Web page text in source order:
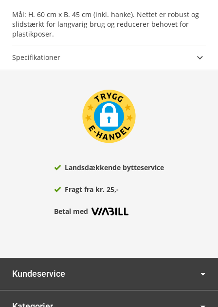
Mål: H. 60 cm x B. 45 cm (inkl. hanke). Nettet er robust og
slidstærkt for langvarig brug og reducerer behovet for
plastikposer.
Specifikationer
Landsdækkende bytteservice
Fragt fra kr. 25,-
Betal med
Kundeservice